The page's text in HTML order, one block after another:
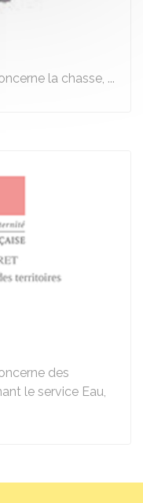
la chasse, ...
des
le service Eau,